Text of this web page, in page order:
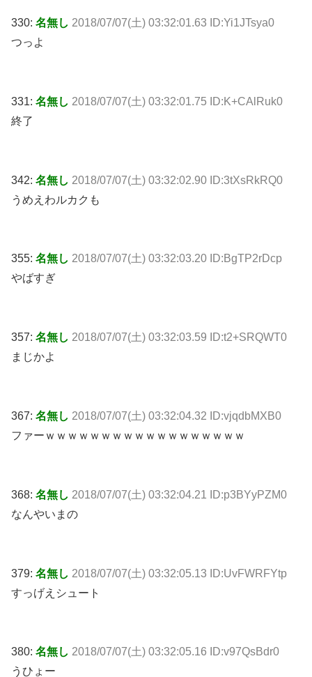
330: 名無し 2018/07/07(土) 03:32:01.63 ID:Yi1JTsya0
つっよ
331: 名無し 2018/07/07(土) 03:32:01.75 ID:K+CAlRuk0
終了
342: 名無し 2018/07/07(土) 03:32:02.90 ID:3tXsRkRQ0
うめえわルカクも
355: 名無し 2018/07/07(土) 03:32:03.20 ID:BgTP2rDcp
やばすぎ
357: 名無し 2018/07/07(土) 03:32:03.59 ID:t2+SRQWT0
まじかよ
367: 名無し 2018/07/07(土) 03:32:04.32 ID:vjqdbMXB0
ファーｗｗｗｗｗｗｗｗｗｗｗｗｗｗｗｗｗｗ
368: 名無し 2018/07/07(土) 03:32:04.21 ID:p3BYyPZM0
なんやいまの
379: 名無し 2018/07/07(土) 03:32:05.13 ID:UvFWRFYtp
すっげえシュート
380: 名無し 2018/07/07(土) 03:32:05.16 ID:v97QsBdr0
うひょー